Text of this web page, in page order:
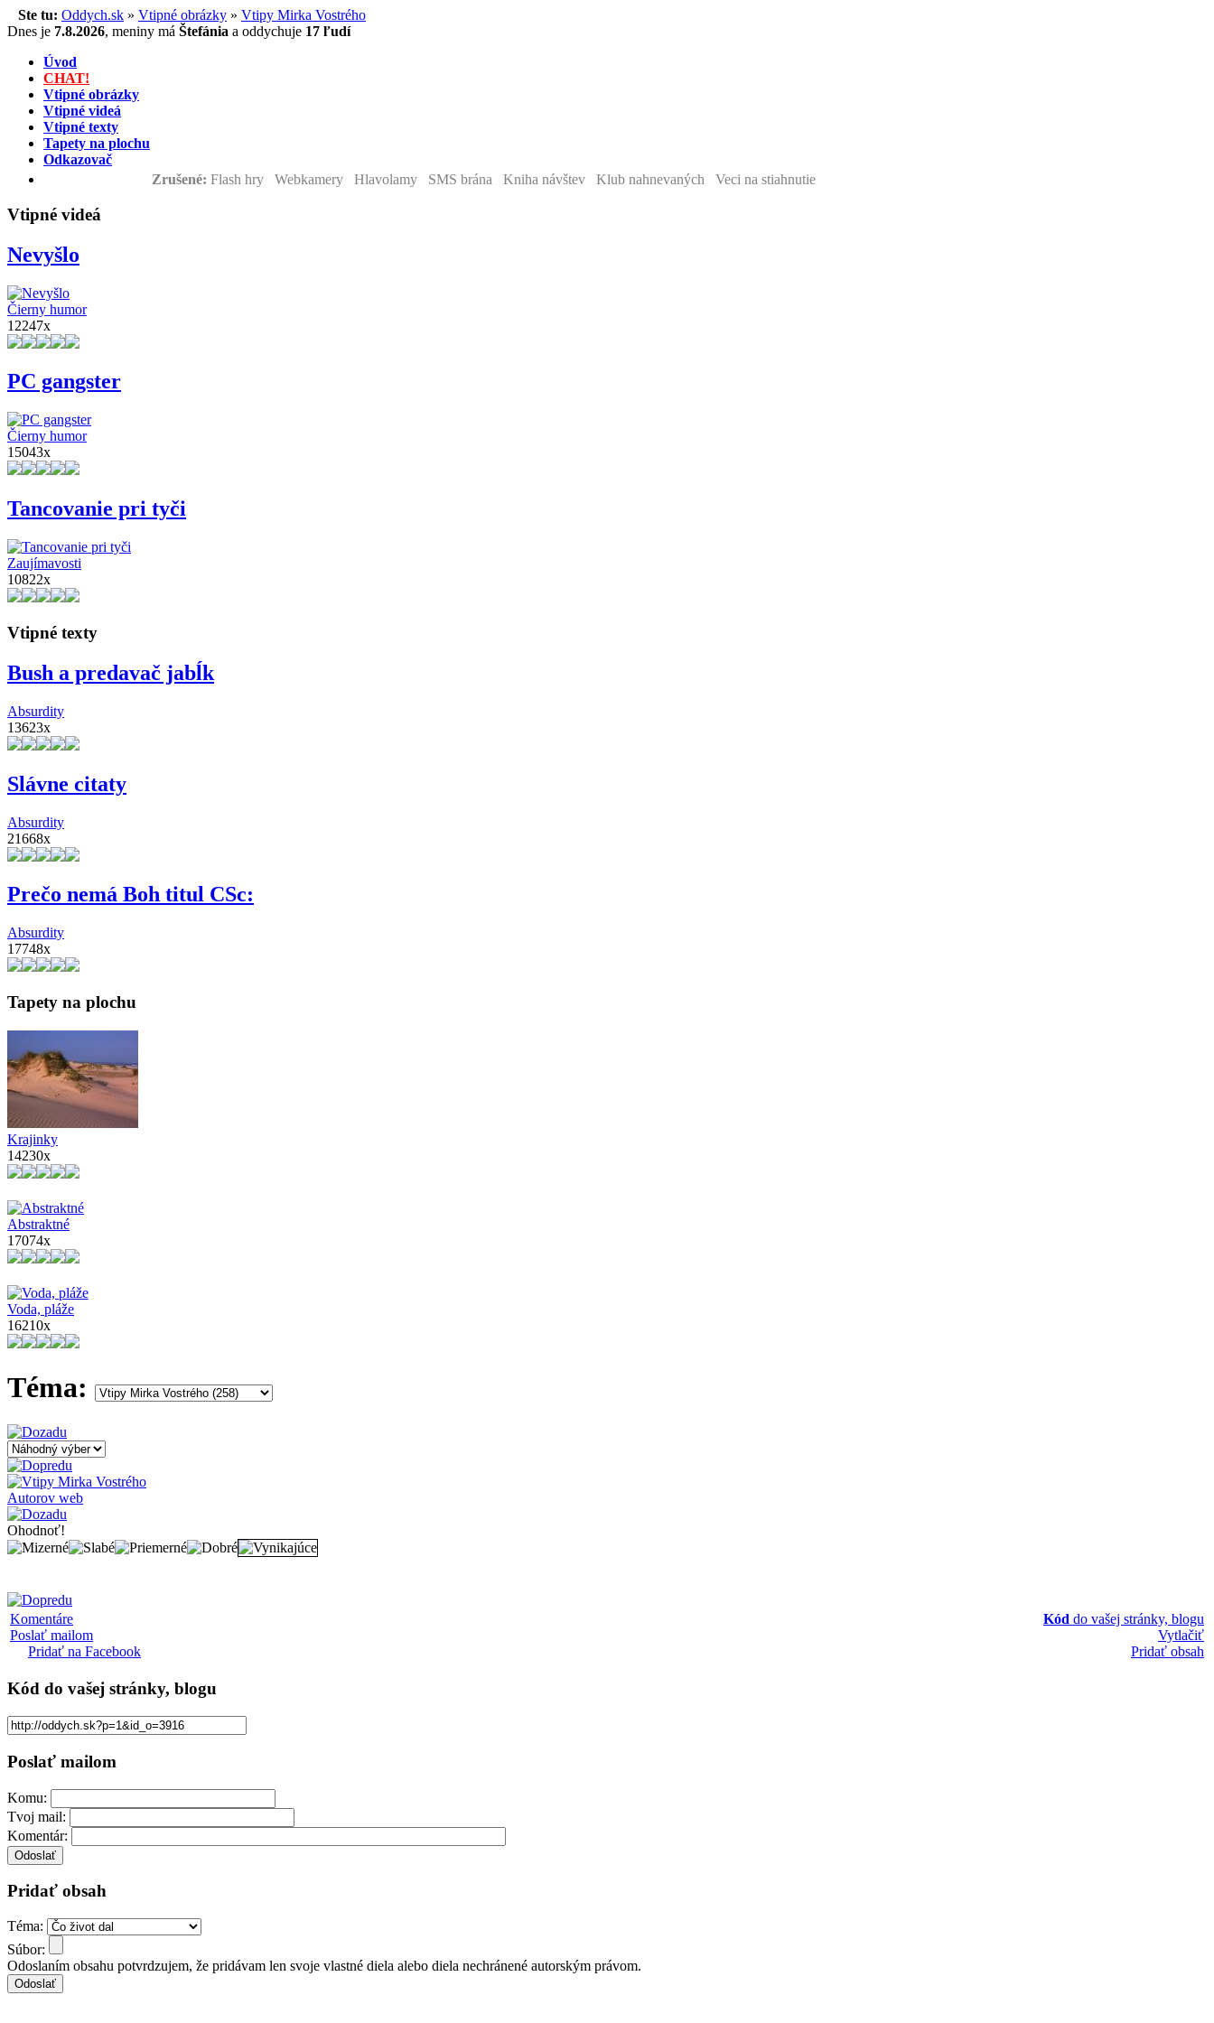
Ste tu: Oddych.sk » Vtipné obrázky » Vtipy Mirka Vostrého
Dnes je 7.8.2026, meniny má Štefánia a oddychuje 17 ľudí
Úvod
CHAT!
Vtipné obrázky
Vtipné videá
Vtipné texty
Tapety na plochu
Odkazovač
Zrušené: Flash hry Webkamery Hlavolamy SMS brána Kniha návštev Klub nahnevaných Veci na stiahnutie
Vtipné videá
Nevyšlo
Čierny humor
12247x
PC gangster
Čierny humor
15043x
Tancovanie pri tyči
Zaujímavosti
10822x
Vtipné texty
Bush a predavač jabĺk
Absurdity
13623x
Slávne citaty
Absurdity
21668x
Prečo nemá Boh titul CSc:
Absurdity
17748x
Tapety na plochu
Krajinky
14230x
Abstraktné
17074x
Voda, pláže
16210x
Téma:
Autorov web
Ohodnoť!
Komentáre
Poslať mailom
Pridať na Facebook
Kód do vašej stránky, blogu
Vytlačiť
Pridať obsah
Kód do vašej stránky, blogu
Poslať mailom
Komu:
Tvoj mail:
Komentár:
Pridať obsah
Téma:
Súbor:
Odoslaním obsahu potvrdzujem, že pridávam len svoje vlastné diela alebo diela nechránené autorským právom.